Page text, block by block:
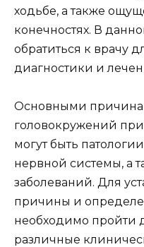
ходьбе, а также
конечностях. В
обратиться к врачу
диагностики и
Основными
головокружений
могут быть
нервной системы, а
заболеваний. Для
причины и
необходимо пройти
различные